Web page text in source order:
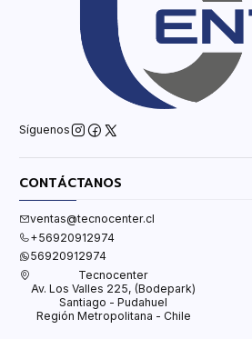
Síguenos
CONTÁCTANOS
ventas@tecnocenter.cl
+56920912974
56920912974
Tecnocenter
Av. Los Valles 225, (Bodepark)
Santiago - Pudahuel
Región Metropolitana - Chile